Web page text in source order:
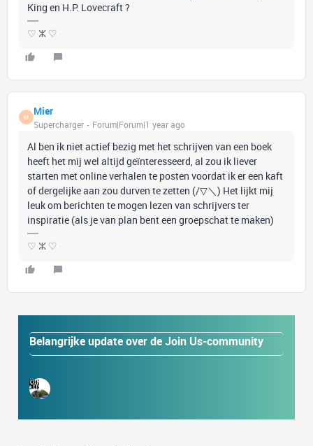
King en H.P. Lovecraft ?
♡ ⵣ ♡
M Mier
Supercharger Forum|Forum|1 year ago
Al ben ik niet actief bezig met het schrijven van een boek
heeft het mij wel altijd geïnteresseerd, al zou ik liever
starten met online verhalen te posten voordat ik er een kaft
of dergelijke aan zou durven te zetten (/▽＼) Het lijkt mij
leuk om berichten te mogen lezen van schrijvers ter
inspiratie (als je van plan bent een groepschat te maken)
♡ ⵣ ♡
Belangrijke update over de Join Us-community